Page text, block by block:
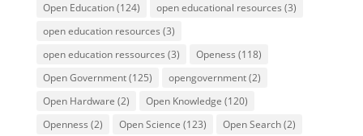
Open Education(124) open educational resources (3)
open education resources (3)
open education ressources (3) Openess (118)
Open Government(125) opengovernment(2)
Open Hardware (2) Open Knowledge (120)
Openness (2) Open Science (123) Open Search(2)